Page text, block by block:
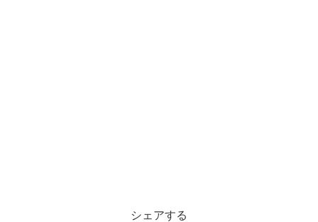
シェアする